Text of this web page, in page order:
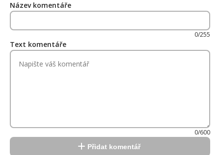
Název komentáře
0/255
Text komentáře
0/600
Přidat komentář